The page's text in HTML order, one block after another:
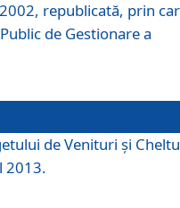
republicată, prin
de Gestionare a
de Venituri şi
2013.